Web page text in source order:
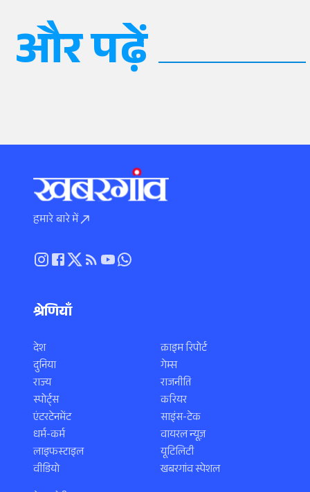
और पढ़ें
हमारे बारे में
श्रेणियाँ
देश
दुनिया
राज्य
स्पोर्ट्स
एंटरटेनमेंट
धर्म-कर्म
लाइफस्टाइल
वीडियो
क्राइम रिपोर्ट
गेम्स
राजनीति
करियर
साइंस-टेक
वायरल न्यूज़
यूटिलिटी
खबरगांव स्पेशल